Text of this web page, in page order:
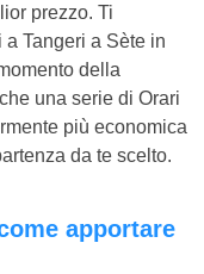
prezzo. Ti
Tangeri a Sète in
della
una serie di Orari
più economica
da te scelto.